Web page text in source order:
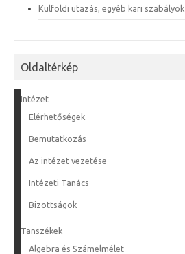
Külföldi utazás, egyéb kari szabályok
Oldaltérkép
Intézet
Elérhetőségek
Bemutatkozás
Az intézet vezetése
Intézeti Tanács
Bizottságok
Tanszékek
Algebra és Számelmélet